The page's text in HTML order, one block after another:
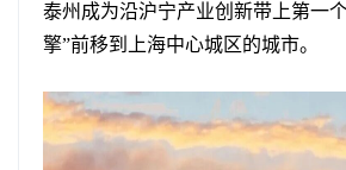
泰州成为沿沪宁产业创新带上第一
擎”前移到上海中心城区的城市。